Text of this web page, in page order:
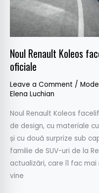
Noul Renault Koleos
oficiale
Leave a Comment /
Elena Luchian
Noul Renault Koleos
de design, cu materiale
și cu două surprize sub
familie de SUV-uri de la
actualizări, care îl fac
vine